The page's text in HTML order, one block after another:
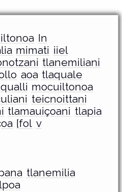
In
mimati iiel
tlanemiliani
aoa tlaquale
qualli mocuiltonoa
teicnoittani
tlamauiçoani tlapia
[fol v
tlanemilia